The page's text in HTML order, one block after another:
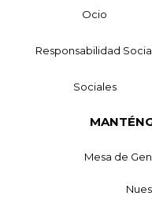
Ocio
Responsabilidad
Sociales
Mesa de